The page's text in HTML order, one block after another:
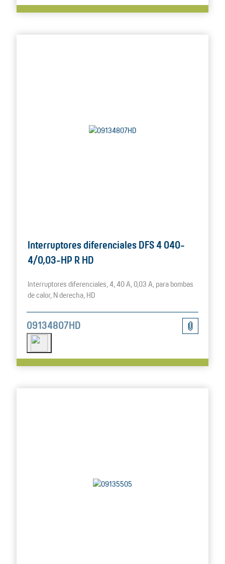
Interruptores diferenciales DFS 4 040-
4/0,03-HP R HD
Interruptores diferenciales, 4, 40 A, 0,03 A, para bombas
de calor, N derecha, HD
09134807HD